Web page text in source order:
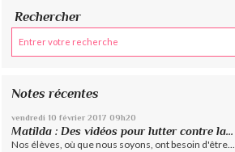
Rechercher
Notes récentes
vendredi 10 février 2017 09h20
Matilda : Des vidéos pour lutter contre la...
Nos élèves, où que nous soyons, ont besoin d'être...